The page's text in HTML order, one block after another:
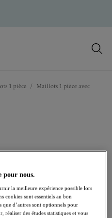
1 pièce /
Maillots 1 pièce avec
pour nous.
la meilleure expérience possible lors
cookies sont essentiels au bon
d’autres sont optionnels pour
réaliser des études statistiques et vous